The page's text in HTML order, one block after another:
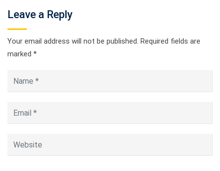
Leave a Reply
Your email address will not be published. Required fields are
marked *